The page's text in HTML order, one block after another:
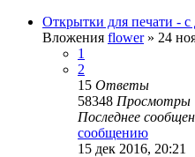
Открытки для печати -
Вложения flower» 24
1
2
15 Ответы
58348 Просмотры
Последнее
сообщению
15 дек 2016, 20:21